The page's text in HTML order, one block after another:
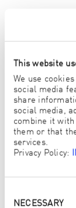
This website
We use
social media
share
social media,
combine it with
them or that
services.
Privacy Policy:
NECESSARY